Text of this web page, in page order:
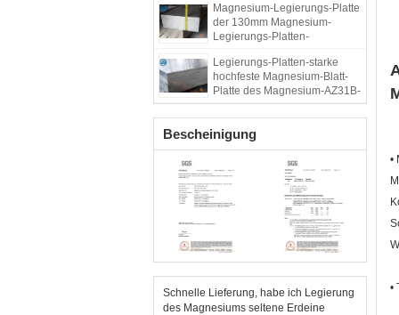
Magnesium-Legierungs-Platte
der 130mm Magnesium-
Legierungs-Platten-
AZ31
Legierungs-Platten-starke
hochfeste Magnesium-Blatt-
Platte des Magnesium-AZ31B-
H24
Bescheinigung
Schnelle Lieferung, habe ich Legierung
des Magnesiums seltene Erdeine
•
•